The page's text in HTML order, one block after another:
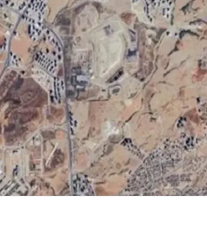
Adana'nın Sarıçam
kaya oyma mekanlar,
varlığı olarak tescillendi.
Arkeolojik Sit Alanı" ilan